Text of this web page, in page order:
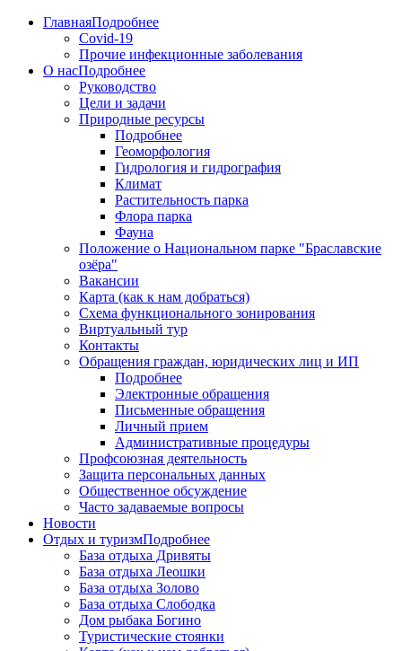
ГлавнаяПодробнее
Covid-19
Прочие инфекционные заболевания
О насПодробнее
Руководство
Цели и задачи
Природные ресурсы
Подробнее
Геоморфология
Гидрология и гидрография
Климат
Растительность парка
Флора парка
Фауна
Положение о Национальном парке "Браславские
озёра"
Вакансии
Карта (как к нам добраться)
Схема функционального зонирования
Виртуальный тур
Контакты
Обращения граждан, юридических лиц и ИП
Подробнее
Электронные обращения
Письменные обращения
Личный прием
Административные процедуры
Профсоюзная деятельность
Защита персональных данных
Общественное обсуждение
Часто задаваемые вопросы
Новости
Отдых и туризмПодробнее
База отдыха Дривяты
База отдыха Леошки
База отдыха Золово
База отдыха Слободка
Дом рыбака Богино
Туристические стоянки